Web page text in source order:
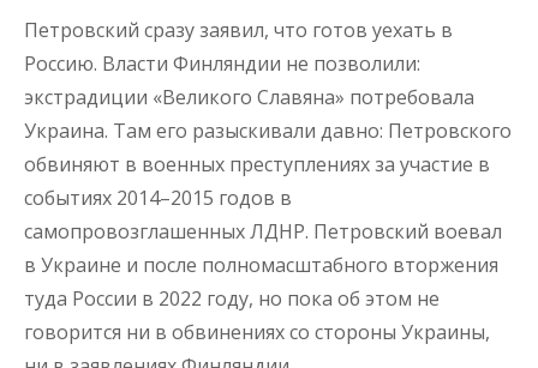
Петровский сразу заявил, что готов уехать в
Россию. Власти Финляндии не позволили:
экстрадиции «Великого Славяна» потребовала
Украина. Там его разыскивали давно: Петровского
обвиняют в военных преступлениях за участие в
событиях 2014–2015 годов в
самопровозглашенных ЛДНР. Петровский воевал
в Украине и после полномасштабного вторжения
туда России в 2022 году, но пока об этом не
говорится ни в обвинениях со стороны Украины,